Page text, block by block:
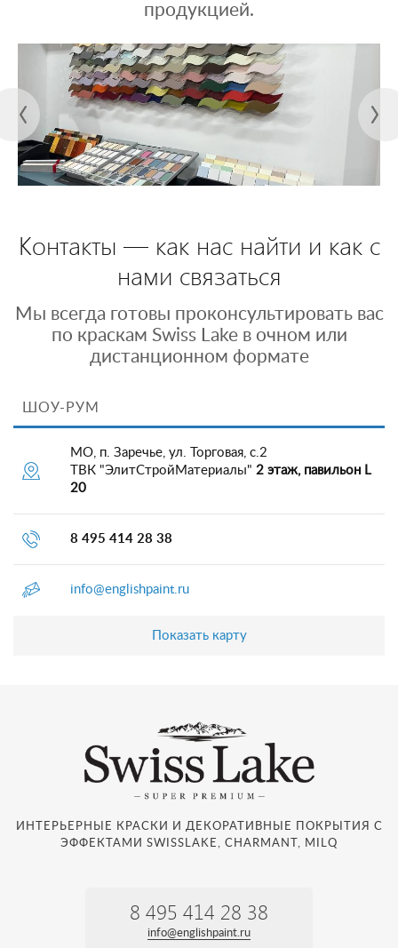
продукцией.
Контакты — как нас найти и как с
нами связаться
Мы всегда готовы проконсультировать вас
по краскам Swiss Lake в очном или
дистанционном формате
ШОУ-РУМ
МО, п. Заречье, ул. Торговая, с.2
ТВК "ЭлитСтройМатериалы" 2 этаж, павильон L
20
8 495 414 28 38
info@englishpaint.ru
Показать карту
ИНТЕРЬЕРНЫЕ КРАСКИ И ДЕКОРАТИВНЫЕ ПОКРЫТИЯ С
ЭФФЕКТАМИ SWISSLAKE, CHARMANT, MILQ
8 495 414 28 38
info@englishpaint.ru